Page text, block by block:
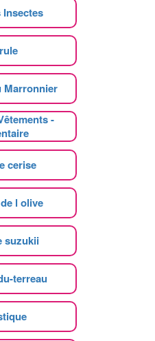
Insectes
Marronnier
-
cerise
l olive
suzukii
terreau